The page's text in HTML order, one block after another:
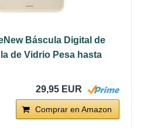
Báscula Digital de
de Vidrio Pesa hasta
29,95 EUR
Comprar en Amazon